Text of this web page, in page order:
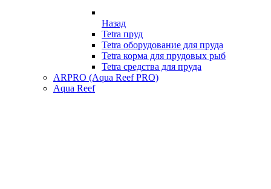
Назад
Tetra пруд
Tetra оборудование для пруда
Tetra корма для прудовых рыб
Tetra средства для пруда
ARPRO (Aqua Reef PRO)
Aqua Reef